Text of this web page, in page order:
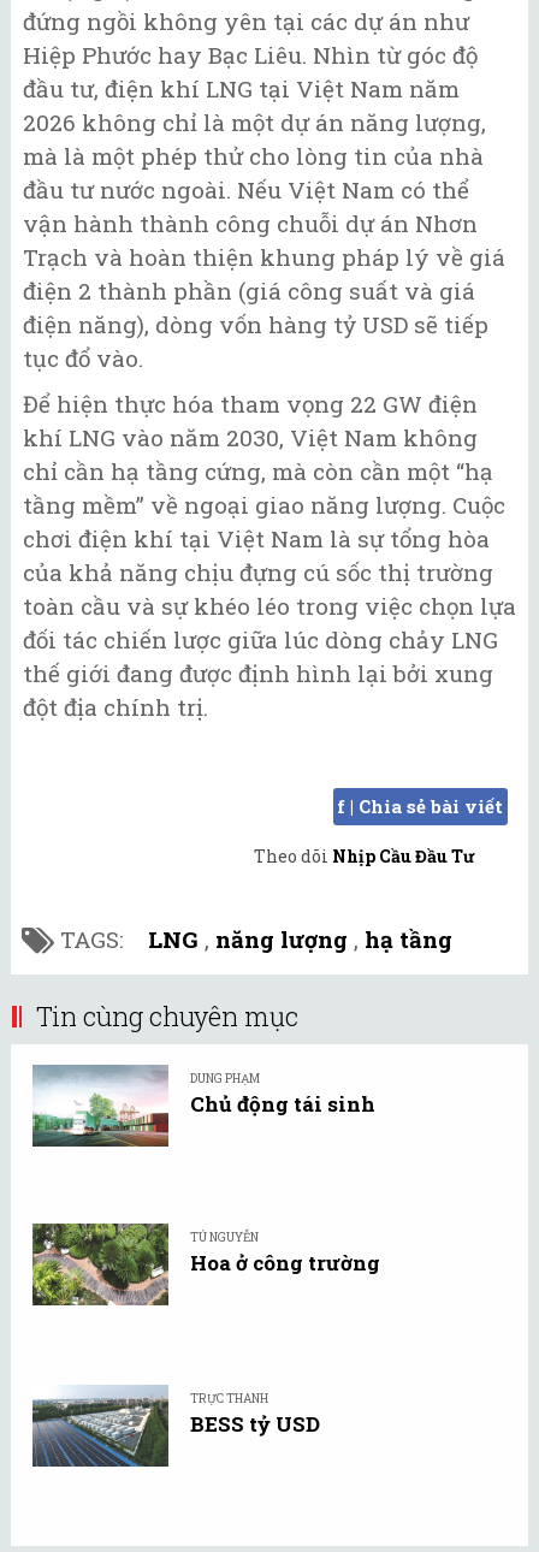
đứng ngồi không yên tại các dự án như
Hiệp Phước hay Bạc Liêu. Nhìn từ góc độ
đầu tư, điện khí LNG tại Việt Nam năm
2026 không chỉ là một dự án năng lượng,
mà là một phép thử cho lòng tin của nhà
đầu tư nước ngoài. Nếu Việt Nam có thể
vận hành thành công chuỗi dự án Nhơn
Trạch và hoàn thiện khung pháp lý về giá
điện 2 thành phần (giá công suất và giá
điện năng), dòng vốn hàng tỷ USD sẽ tiếp
tục đổ vào.
Để hiện thực hóa tham vọng 22 GW điện
khí LNG vào năm 2030, Việt Nam không
chỉ cần hạ tầng cứng, mà còn cần một “hạ
tầng mềm” về ngoại giao năng lượng. Cuộc
chơi điện khí tại Việt Nam là sự tổng hòa
của khả năng chịu đựng cú sốc thị trường
toàn cầu và sự khéo léo trong việc chọn lựa
đối tác chiến lược giữa lúc dòng chảy LNG
thế giới đang được định hình lại bởi xung
đột địa chính trị.
f | Chia sẻ bài viết
Theo dõi Nhịp Cầu Đầu Tư
TAGS: LNG , năng lượng , hạ tầng
Tin cùng chuyên mục
DUNG PHẠM
Chủ động tái sinh
TÚ NGUYỄN
Hoa ở công trường
TRỰC THANH
BESS tỷ USD